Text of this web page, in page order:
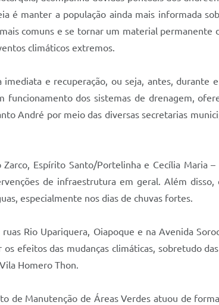
é manter a população ainda mais informada
comuns e se tornar um material permanente
climáticos extremos.
e recuperação, ou seja, antes, durante
funcionamento dos sistemas de drenagem,
André por meio das diversas secretarias
Espírito Santo/Portelinha e Cecília Maria
de infraestrutura em geral. Além disso,
especialmente nos dias de chuvas fortes.
Rio Upariquera, Oiapoque e na Avenida
efeitos das mudanças climáticas, sobretudo
Homero Thon.
de Manutenção de Áreas Verdes atuou de